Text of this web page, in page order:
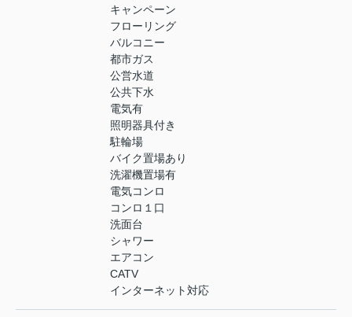
キャンペーン
フローリング
バルコニー
都市ガス
公営水道
公共下水
電気有
照明器具付き
駐輪場
バイク置場あり
洗濯機置場有
電気コンロ
コンロ１口
洗面台
シャワー
エアコン
CATV
インターネット対応